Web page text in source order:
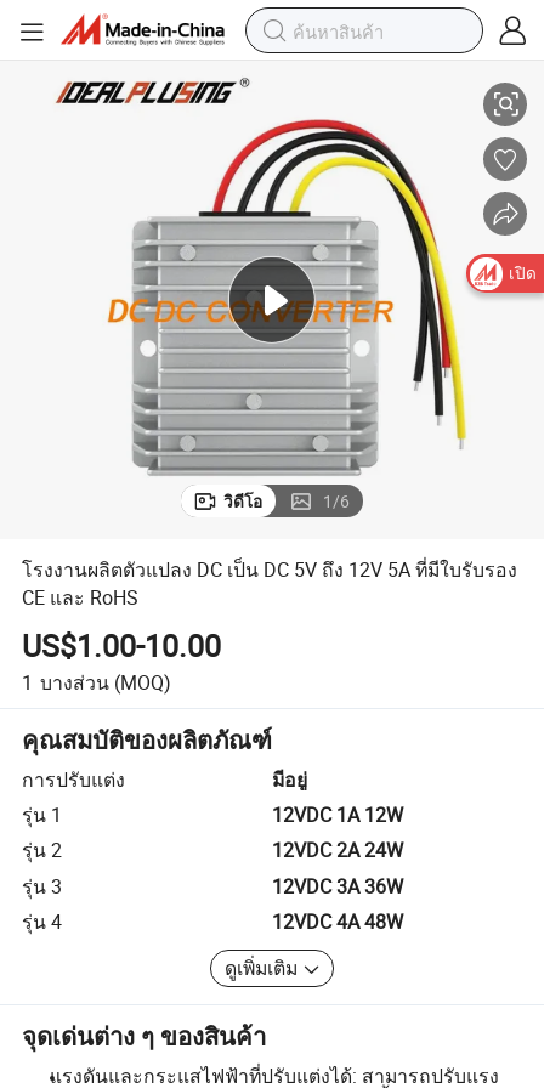
วิดีโอ 1/6
โรงงานผลิตตัวแปลง DC เป็น DC 5V ถึง 12V 5A ที่มีใบรับรอง
CE และ RoHS
US$1.00-10.00
1 บางส่วน (MOQ)
คุณสมบัติของผลิตภัณฑ์
การปรับแต่ง
มีอยู่
รุ่น 1
12VDC 1A 12W
รุ่น 2
12VDC 2A 24W
รุ่น 3
12VDC 3A 36W
รุ่น 4
12VDC 4A 48W
ดูเพิ่มเติม
จุดเด่นต่าง ๆ ของสินค้า
แรงดันและกระแสไฟฟ้าที่ปรับแต่งได้: สามารถปรับแรง
เปิด